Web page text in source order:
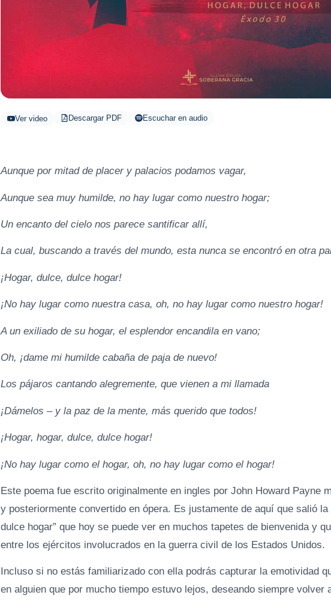
Ver video Descargar PDF Escuchar en audio
Aunque por mitad de placer y palacios podamos vagar,
Aunque sea muy humilde, no hay lugar como nuestro hogar;
Un encanto del cielo nos parece santificar allí,
La cual, buscando a través del mundo, esta nunca se encontró en otra
¡Hogar, dulce, dulce hogar!
¡No hay lugar como nuestra casa, oh, no hay lugar como nuestro hogar!
A un exiliado de su hogar, el esplendor encandila en vano;
Oh, ¡dame mi humilde cabaña de paja de nuevo!
Los pájaros cantando alegremente, que vienen a mi llamada
¡Dámelos – y la paz de la mente, más querido que todos!
¡Hogar, hogar, dulce, dulce hogar!
¡No hay lugar como el hogar, oh, no hay lugar como el hogar!
Este poema fue escrito originalmente en ingles por John Howard Payne
y posteriormente convertido en ópera. Es justamente de aquí que salió la
dulce hogar” que hoy se puede ver en muchos tapetes de bienvenida y
entre los ejércitos involucrados en la guerra civil de los Estados Unidos.
Incluso si no estás familiarizado con ella podrás capturar la emotividad
en alguien que por mucho tiempo estuvo lejos, deseando siempre volver